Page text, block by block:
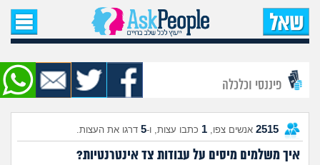
עמוד הבית
שאל שאלה
שאלות חדשות
שאלות שעוררו עניין
פיננסי וכלכלה
2515 אנשים צפו, 1 כתבו עצות, ו-5 דרגו את העצות.
איך משלמים מיסים על עבודות צד אינטרנטיות?